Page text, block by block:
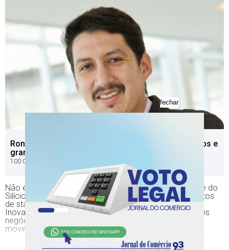
Rondani lidera plataforma que conecta entre startups e
grandes empresas
100 OPEN STARTUPS/DIVULGAÇÃO/JC
Não é preciso esperar pelas ideias que nascem no Vale do
Silício (EUA), por meio de grandes insights e investimentos
de startups ou gigantes como Google ou Facebook.
Inovações simples podem ter um impacto relevante nos
negócios tradicionais, aponta o CEO e fundador do
movimento 100 Open Startups, Bruno Rondani.
fechar